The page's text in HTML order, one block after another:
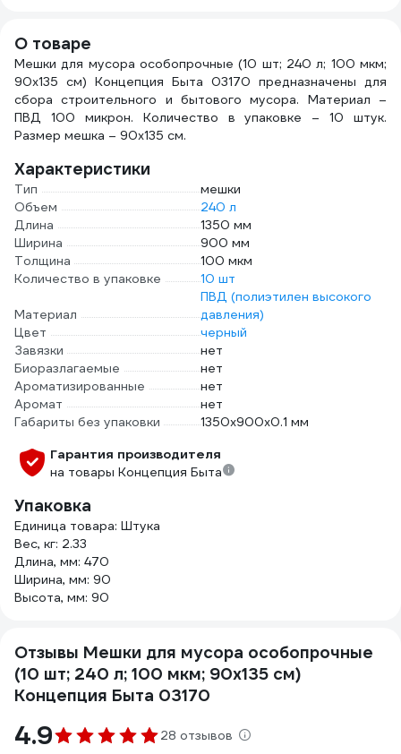
О товаре
Мешки для мусора особопрочные (10 шт; 240 л; 100 мкм;
90х135 см) Концепция Быта 03170 предназначены для
сбора строительного и бытового мусора. Материал –
ПВД 100 микрон. Количество в упаковке – 10 штук.
Размер мешка – 90х135 см.
Характеристики
Тип
мешки
Объем
240 л
Длина
1350 мм
Ширина
900 мм
Толщина
100 мкм
Количество в упаковке
10 шт
Материал
ПВД (полиэтилен высокого
давления)
Цвет
черный
Завязки
нет
Биоразлагаемые
нет
Ароматизированные
нет
Аромат
нет
Габариты без упаковки
1350х900х0.1 мм
Гарантия производителя
на товары Концепция Быта
Упаковка
Единица товара: Штука
Вес, кг: 2.33
Длина, мм: 470
Ширина, мм: 90
Высота, мм: 90
Отзывы Мешки для мусора особопрочные
(10 шт; 240 л; 100 мкм; 90х135 см)
Концепция Быта 03170
4.9 28 отзывов